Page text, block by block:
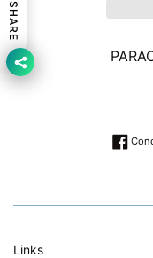
Links
SHARE